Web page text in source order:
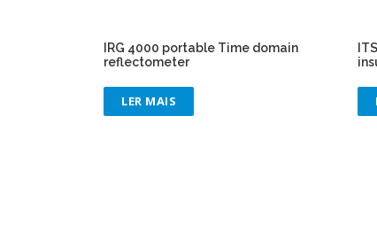
IRG 4000 portable Time domain
reflectometer
LER MAIS